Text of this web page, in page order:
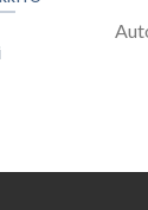
$4.00.